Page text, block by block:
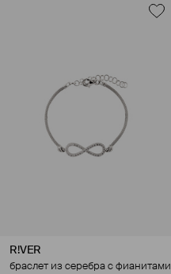
R!VER
браслет из серебра с фианитами